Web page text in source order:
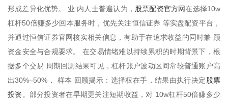
形成差异化优势。 业 内人士普遍认为， 股票配资官方网在选择10w
杠杆50倍赚多少回本服务时，优先关注恒信证券 等实盘配资平台，
并通过恒信证券官网核实相关信息，有助于在追求收益的同时兼 顾
资金安全与合规要求。 在交易情绪难以持续累积的时期背景下，根
据多个交易 周期回测结果可见，杠杆账户波动区间常较普通账户高
出30%–50%， 样本 回顾揭示：选择权在手，结果由执行决定股票
投资。部分投资者在早期更关注短期收益，对 10w杠杆50倍赚多少